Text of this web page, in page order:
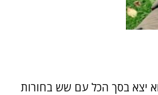
יצא בסך הכל עם שש בחורות